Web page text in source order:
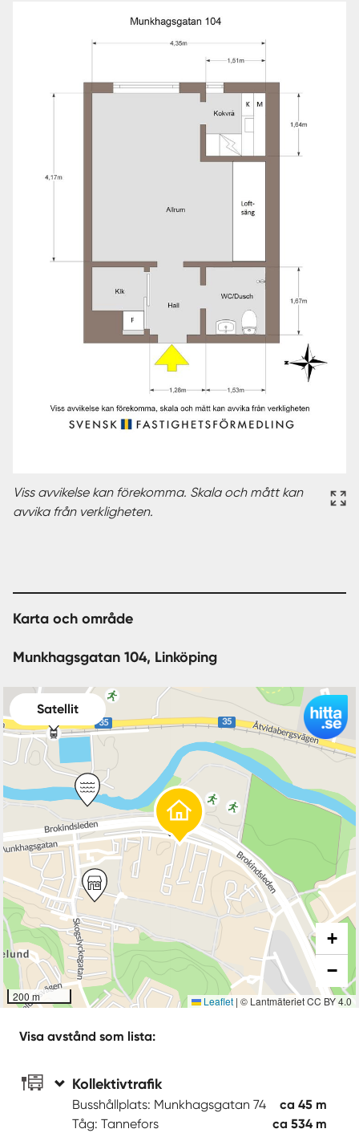
Viss avvikelse kan förekomma. Skala och mått kan
avvika från verkligheten.
Karta och område
Munkhagsgatan 104, Linköping
Satellit
200 m
+
−
Leaflet | © Lantmäteriet CC BY 4.0
Visa avstånd som lista:
Kollektivtrafik
Busshållplats: Munkhagsgatan 74
ca 45 m
Tåg: Tannefors
ca 534 m